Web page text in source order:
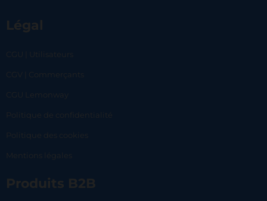
Légal
CGU | Utilisateurs
CGV | Commerçants
CGU Lemonway
Politique de confidentialité
Politique des cookies
Mentions légales
Produits B2B